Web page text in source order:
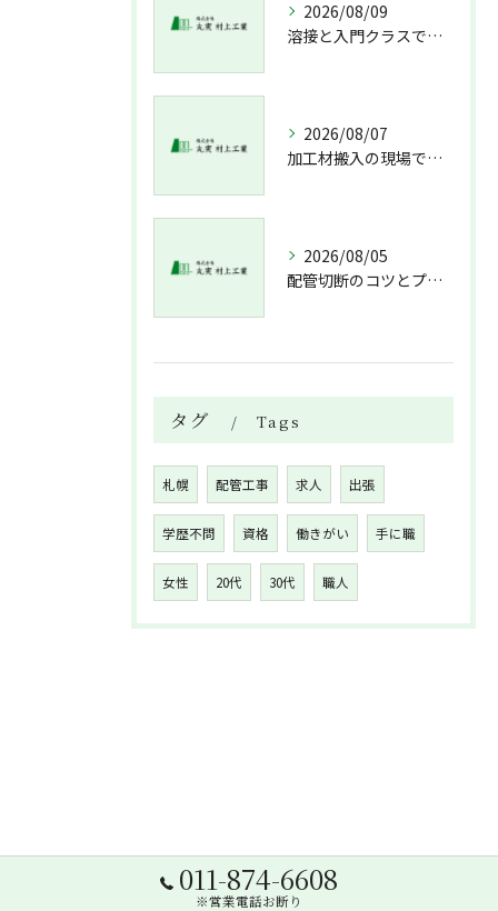
2026/08/09
溶接と入門クラスで配管技術を身につける未経験経験不問の北海道札幌市新冠郡新冠町ガイド
2026/08/07
加工材搬入の現場で押さえておきたい流れと架台設置配管敷設までの実務解説
2026/08/05
配管切断のコツとプロが教える失敗しない工具選び
タグ Tags
札幌 配管工事 求人 出張
学歴不問 資格 働きがい 手に職
女性 20代 30代 職人
011-874-6608
※営業電話お断り